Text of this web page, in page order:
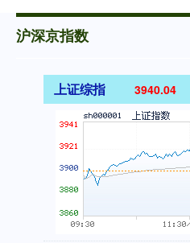
沪深京指数
上证综指 3940.04